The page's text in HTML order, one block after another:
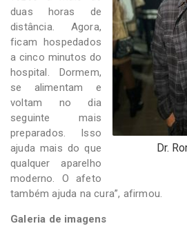
Dr.
duas horas de
distância. Agora,
ficam hospedados
a cinco minutos do
hospital. Dormem,
se alimentam e
voltam no dia
seguinte mais
preparados. Isso
ajuda mais do que
qualquer aparelho
moderno. O afeto
também ajuda na cura”, afirmou.
Galeria de imagens